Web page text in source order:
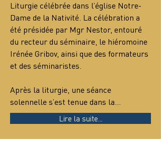
Liturgie célébrée dans l’église Notre-
Dame de la Nativité. La célébration a
été présidée par Mgr Nestor, entouré
du recteur du séminaire, le hiéromoine
Irénée Gribov, ainsi que des formateurs
et des séminaristes.
Après la liturgie, une séance
solennelle s’est tenue dans la…
Lire la suite...